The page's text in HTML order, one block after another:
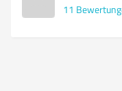
11